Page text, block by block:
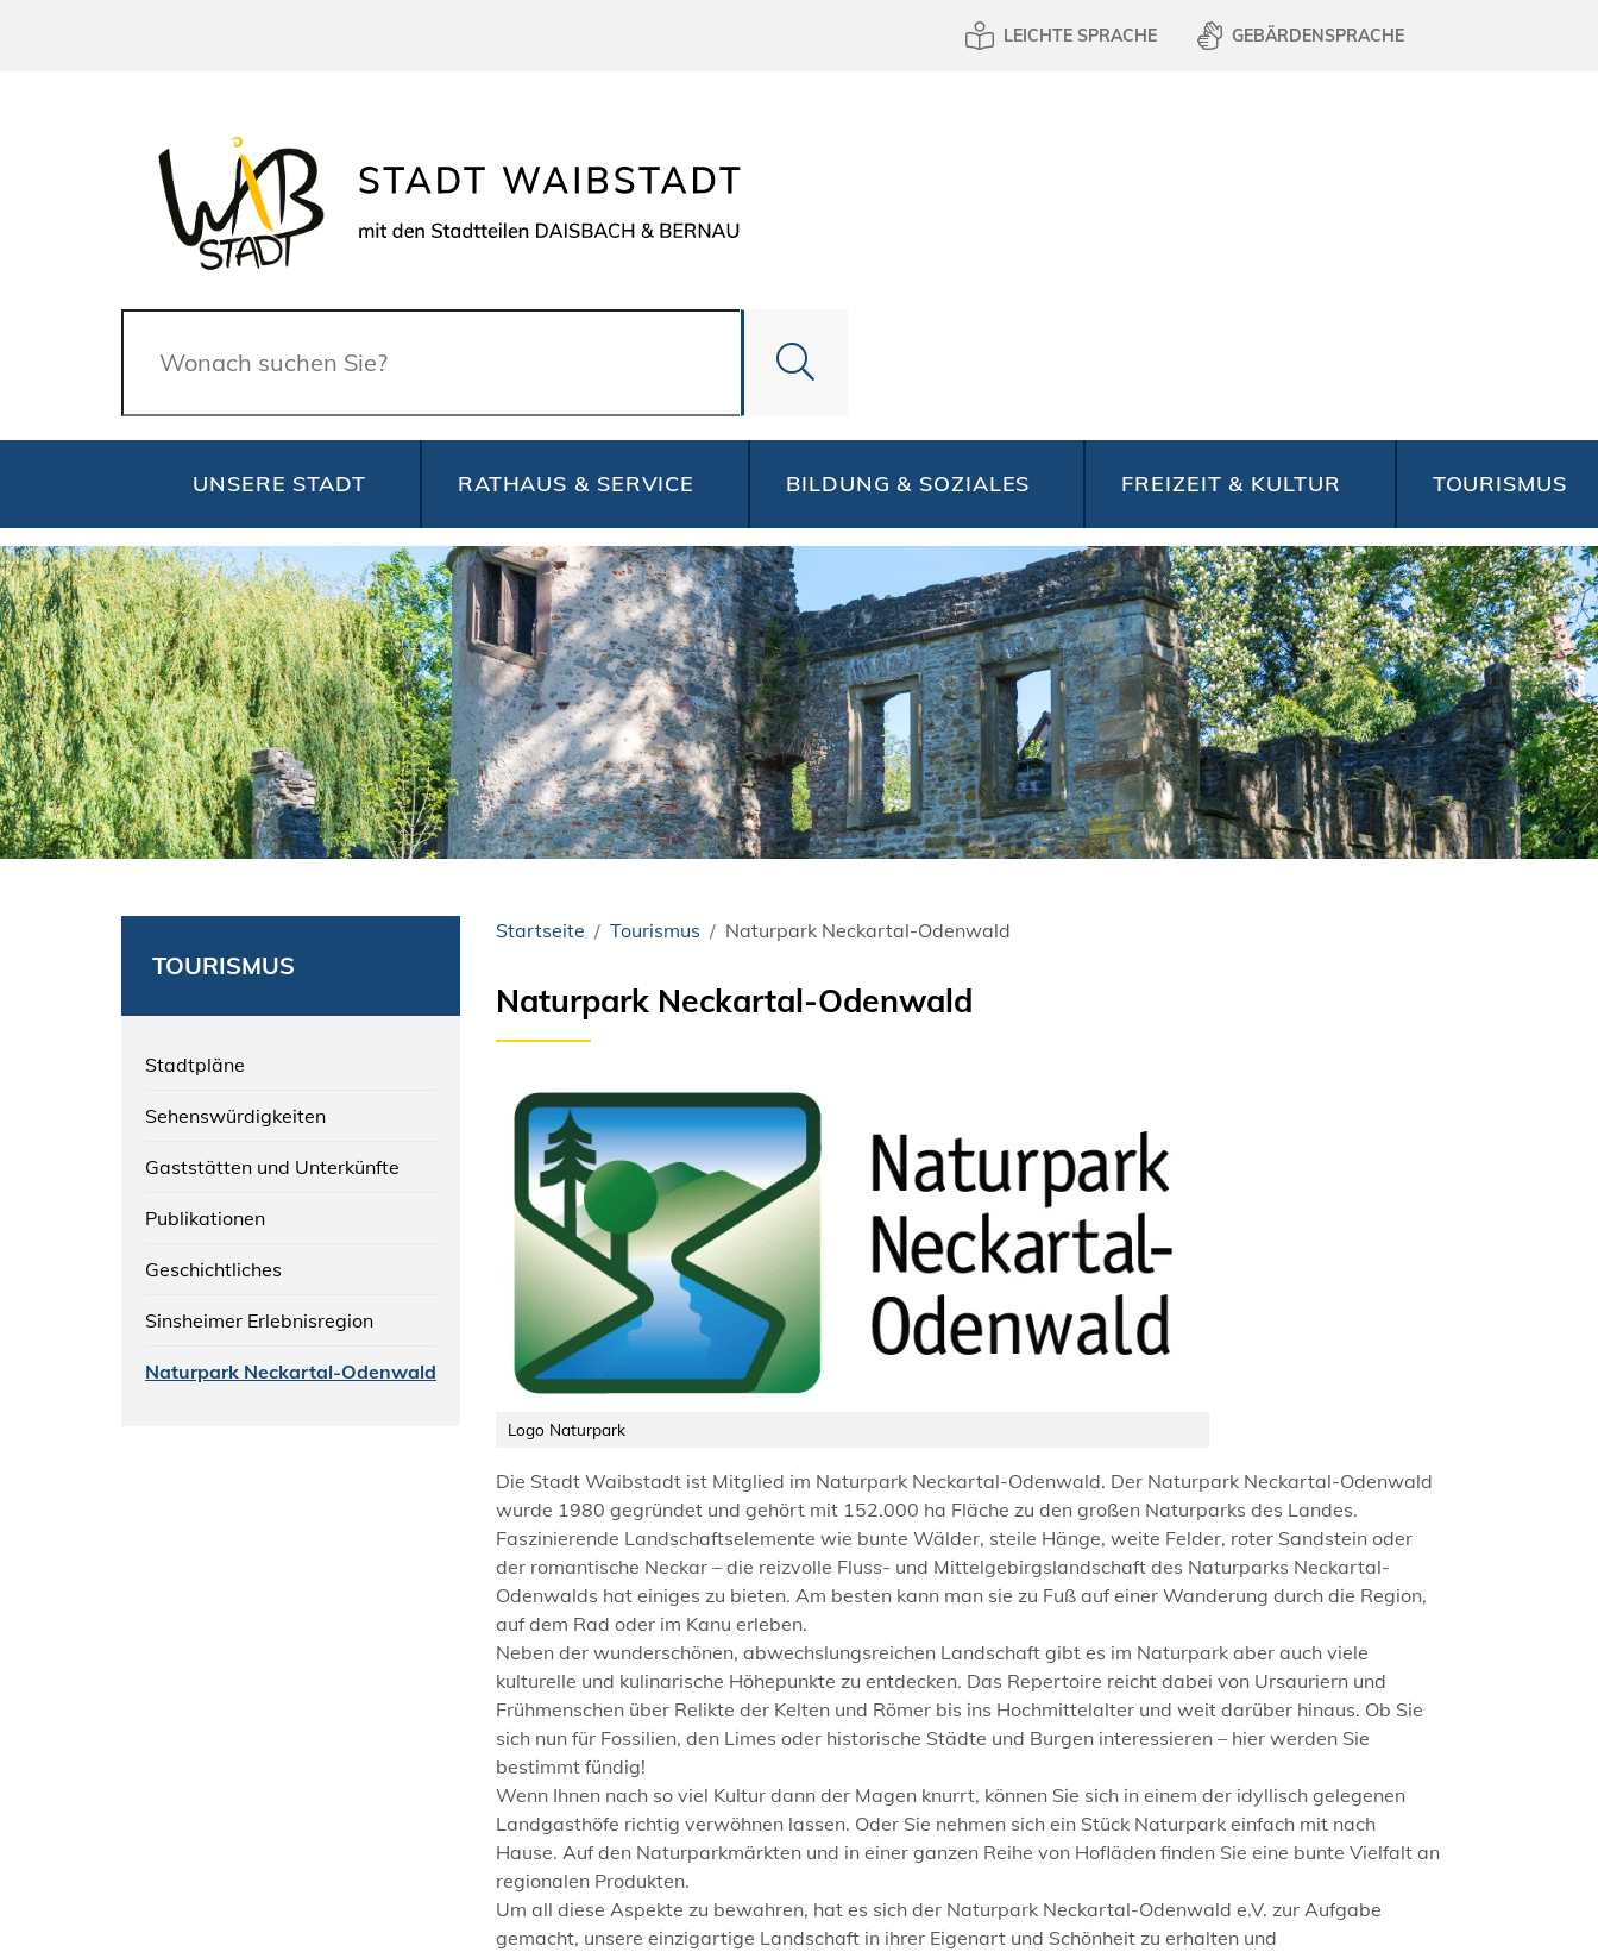
LEICHTE SPRACHE GEBÄRDENSPRACHE
Suche
UNSERE STADT RATHAUS & SERVICE BILDUNG & SOZIALES FREIZEIT & KULTUR TOURISMUS
TOURISMUS
Stadtpläne
Sehenswürdigkeiten
Gaststätten und Unterkünfte
Publikationen
Geschichtliches
Sinsheimer Erlebnisregion
Naturpark Neckartal-Odenwald
Startseite Tourismus Naturpark Neckartal-Odenwald
Naturpark Neckartal-Odenwald
Logo Naturpark
Die Stadt Waibstadt ist Mitglied im Naturpark Neckartal-Odenwald. Der Naturpark Neckartal-Odenwald
wurde 1980 gegründet und gehört mit 152.000 ha Fläche zu den großen Naturparks des Landes.
Faszinierende Landschaftselemente wie bunte Wälder, steile Hänge, weite Felder, roter Sandstein oder
der romantische Neckar – die reizvolle Fluss- und Mittelgebirgslandschaft des Naturparks Neckartal-
Odenwalds hat einiges zu bieten. Am besten kann man sie zu Fuß auf einer Wanderung durch die Region,
auf dem Rad oder im Kanu erleben.
Neben der wunderschönen, abwechslungsreichen Landschaft gibt es im Naturpark aber auch viele
kulturelle und kulinarische Höhepunkte zu entdecken. Das Repertoire reicht dabei von Ursauriern und
Frühmenschen über Relikte der Kelten und Römer bis ins Hochmittelalter und weit darüber hinaus. Ob Sie
sich nun für Fossilien, den Limes oder historische Städte und Burgen interessieren – hier werden Sie
bestimmt fündig!
Wenn Ihnen nach so viel Kultur dann der Magen knurrt, können Sie sich in einem der idyllisch gelegenen
Landgasthöfe richtig verwöhnen lassen. Oder Sie nehmen sich ein Stück Naturpark einfach mit nach
Hause. Auf den Naturparkmärkten und in einer ganzen Reihe von Hofläden finden Sie eine bunte Vielfalt an
regionalen Produkten.
Um all diese Aspekte zu bewahren, hat es sich der Naturpark Neckartal-Odenwald e.V. zur Aufgabe
gemacht, unsere einzigartige Landschaft in ihrer Eigenart und Schönheit zu erhalten und